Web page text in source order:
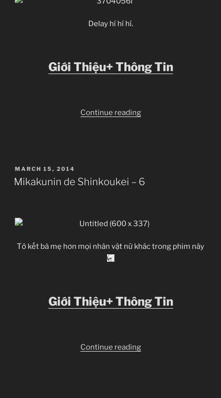
Delay hí hí hí.
Giới Thiệu+ Thông Tin
Continue reading“Mikakunin
POSTED
ON
MARCH 15, 2014
Mikakunin de Shinkoukei – 6
Tớ kết bà mẹ hơn mọi nhân vật nữ khác trong phim này
Giới Thiệu+ Thông Tin
Continue reading“Mikakunin